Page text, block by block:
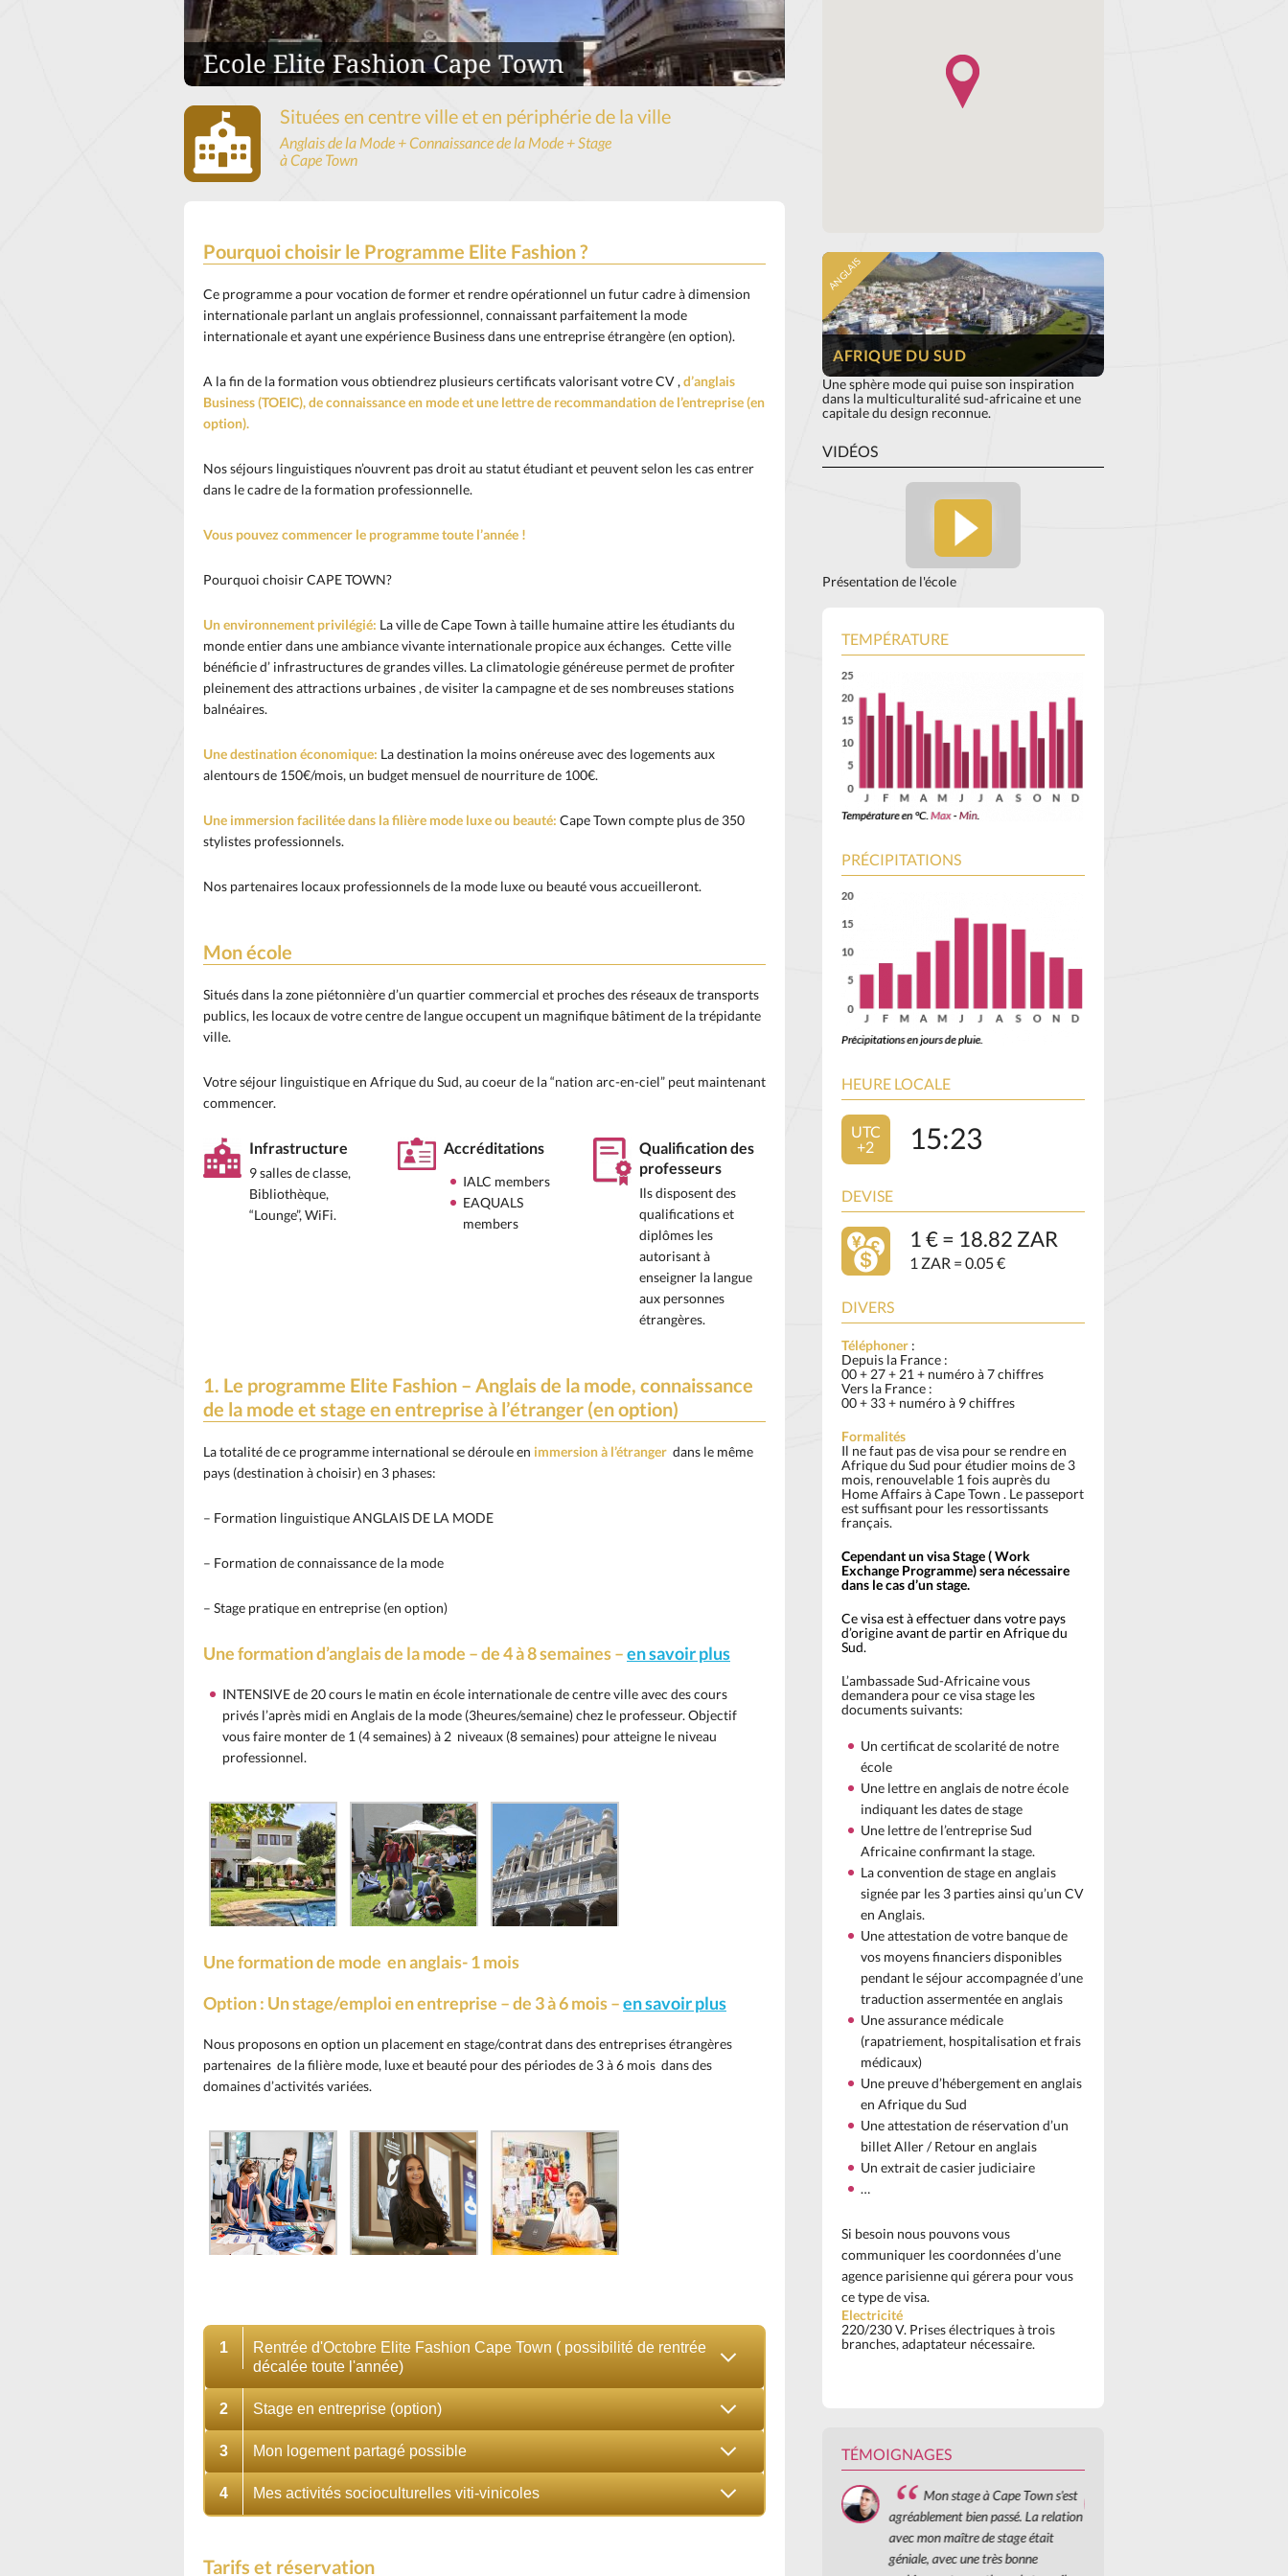
Ecole Elite Fashion Cape Town Ecole Elite Fashion Cape Town
Situées en centre ville et en périphérie de la ville
Anglais de la Mode + Connaissance de la Mode + Stage
à Cape Town
Pourquoi choisir le Programme Elite Fashion ?
Ce programme a pour vocation de former et rendre opérationnel un futur cadre à dimension
internationale parlant un anglais professionnel, connaissant parfaitement la mode
internationale et ayant une expérience Business dans une entreprise étrangère (en option).
A la fin de la formation vous obtiendrez plusieurs certificats valorisant votre CV , d’anglais
Business (TOEIC), de connaissance en mode et une lettre de recommandation de l’entreprise (en
option).
Nos séjours linguistiques n’ouvrent pas droit au statut étudiant et peuvent selon les cas entrer
dans le cadre de la formation professionnelle.
Vous pouvez commencer le programme toute l’année !
Pourquoi choisir CAPE TOWN?
Un environnement privilégié: La ville de Cape Town à taille humaine attire les étudiants du
monde entier dans une ambiance vivante internationale propice aux échanges. Cette ville
bénéficie d’ infrastructures de grandes villes. La climatologie généreuse permet de profiter
pleinement des attractions urbaines , de visiter la campagne et de ses nombreuses stations
balnéaires.
Une destination économique: La destination la moins onéreuse avec des logements aux
alentours de 150€/mois, un budget mensuel de nourriture de 100€.
Une immersion facilitée dans la filière mode luxe ou beauté: Cape Town compte plus de 350
stylistes professionnels.
Nos partenaires locaux professionnels de la mode luxe ou beauté vous accueilleront.
Mon école
Situés dans la zone piétonnière d’un quartier commercial et proches des réseaux de transports
publics, les locaux de votre centre de langue occupent un magnifique bâtiment de la trépidante
ville.
Votre séjour linguistique en Afrique du Sud, au coeur de la “nation arc-en-ciel” peut maintenant
commencer.
Infrastructure
9 salles de classe,
Bibliothèque,
“Lounge”, WiFi.
Accréditations
IALC members
EAQUALS
members
Qualification des
professeurs
Ils disposent des
qualifications et
diplômes les
autorisant à
enseigner la langue
aux personnes
étrangères.
1. Le programme Elite Fashion – Anglais de la mode, connaissance
de la mode et stage en entreprise à l’étranger (en option)
La totalité de ce programme international se déroule en immersion à l’étranger dans le même
pays (destination à choisir) en 3 phases:
– Formation linguistique ANGLAIS DE LA MODE
– Formation de connaissance de la mode
– Stage pratique en entreprise (en option)
Une formation d’anglais de la mode – de 4 à 8 semaines –en savoir plus
INTENSIVE de 20 cours le matin en école internationale de centre ville avec des cours
privés l’après midi en Anglais de la mode (3heures/semaine) chez le professeur. Objectif
vous faire monter de 1 (4 semaines) à 2 niveaux (8 semaines) pour atteigne le niveau
professionnel.
Une formation de mode en anglais- 1 mois
Option : Un stage/emploi en entreprise – de 3 à 6 mois –en savoir plus
Nous proposons en option un placement en stage/contrat dans des entreprises étrangères
partenaires de la filière mode, luxe et beauté pour des périodes de 3 à 6 mois dans des
domaines d’activités variées.
1
Rentrée d'Octobre Elite Fashion Cape Town ( possibilité de rentrée
décalée toute l'année)
2 Stage en entreprise (option)
3 Mon logement partagé possible
4 Mes activités socioculturelles viti-vinicoles
Tarifs et réservation
ANGLAIS
AFRIQUE DU SUD
Une sphère mode qui puise son inspiration
dans la multiculturalité sud-africaine et une
capitale du design reconnue.
VIDÉOS
Présentation de l'école
TEMPÉRATURE
PRÉCIPITATIONS
HEURE LOCALE
UTC
+2
15:23
DEVISE
1 € = 18.82 ZAR
1 ZAR = 0.05 €
DIVERS
Téléphoner:
Depuis la France :
00 + 27 + 21 + numéro à 7 chiffres
Vers la France :
00 + 33 + numéro à 9 chiffres
Formalités
Il ne faut pas de visa pour se rendre en
Afrique du Sud pour étudier moins de 3
mois, renouvelable 1 fois auprès du
Home Affairs à Cape Town . Le passeport
est suffisant pour les ressortissants
français.
Cependant un visa Stage ( Work
Exchange Programme) sera nécessaire
dans le cas d’un stage.
Ce visa est à effectuer dans votre pays
d’origine avant de partir en Afrique du
Sud.
L’ambassade Sud-Africaine vous
demandera pour ce visa stage les
documents suivants:
Un certificat de scolarité de notre
école
Une lettre en anglais de notre école
indiquant les dates de stage
Une lettre de l’entreprise Sud
Africaine confirmant la stage.
La convention de stage en anglais
signée par les 3 parties ainsi qu’un CV
en Anglais.
Une attestation de votre banque de
vos moyens financiers disponibles
pendant le séjour accompagnée d’une
traduction assermentée en anglais
Une assurance médicale
(rapatriement, hospitalisation et frais
médicaux)
Une preuve d’hébergement en anglais
en Afrique du Sud
Une attestation de réservation d’un
billet Aller / Retour en anglais
Un extrait de casier judiciaire
…
Si besoin nous pouvons vous
communiquer les coordonnées d’une
agence parisienne qui gérera pour vous
ce type de visa.
Electricité
220/230 V. Prises électriques à trois
branches, adaptateur nécessaire.
TÉMOIGNAGES
Mon stage à Cape Town s'est
agréablement bien passé. La relation
Mon stage à Cape Town s'est
agréablement bien passé. La relation
avec mon maître de stage était
géniale, avec une très bonne